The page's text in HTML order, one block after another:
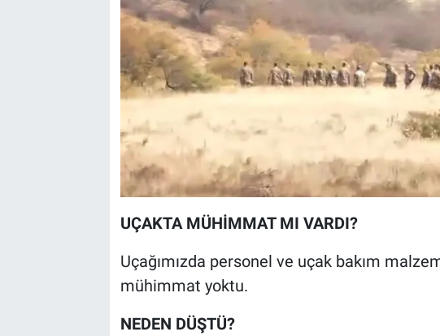
UÇAKTA MÜHİMMAT MI VARDI?
Uçağımızda personel ve uçak bakım
mühimmat yoktu.
NEDEN DÜŞTÜ?